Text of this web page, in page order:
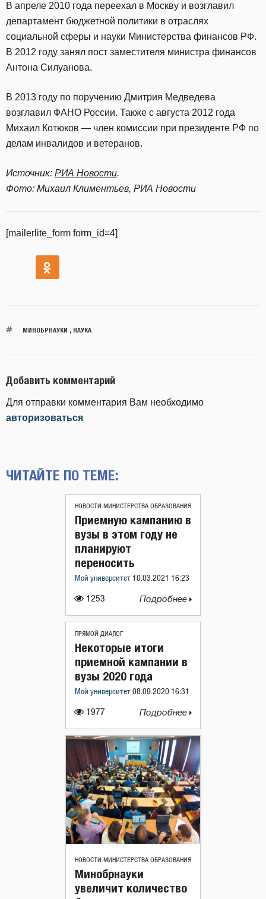
В апреле 2010 года переехал в Москву и возглавил
департамент бюджетной политики в отраслях
социальной сферы и науки Министерства финансов РФ.
В 2012 году занял пост заместителя министра финансов
Антона Силуанова.
В 2013 году по поручению Дмитрия Медведева
возглавил ФАНО России. Также с августа 2012 года
Михаил Котюков — член комиссии при президенте РФ по
делам инвалидов и ветеранов.
Источник: РИА Новости.
Фото: Михаил Климентьев, РИА Новости
[mailerlite_form form_id=4]
МИНОБРНАУКИ , НАУКА
Добавить комментарий
Для отправки комментария Вам необходимо
авторизоваться
ЧИТАЙТЕ ПО ТЕМЕ:
НОВОСТИ МИНИСТЕРСТВА ОБРАЗОВАНИЯ
1253
Приемную кампанию в
вузы в этом году не
планируют
переносить
Мой университет 10.03.2021 16:23
Подробнее
ПРЯМОЙ ДИАЛОГ
1977
Некоторые итоги
приемной кампании в
вузы 2020 года
Мой университет 08.09.2020 16:31
Подробнее
НОВОСТИ МИНИСТЕРСТВА ОБРАЗОВАНИЯ
Минобрнауки
увеличит количество